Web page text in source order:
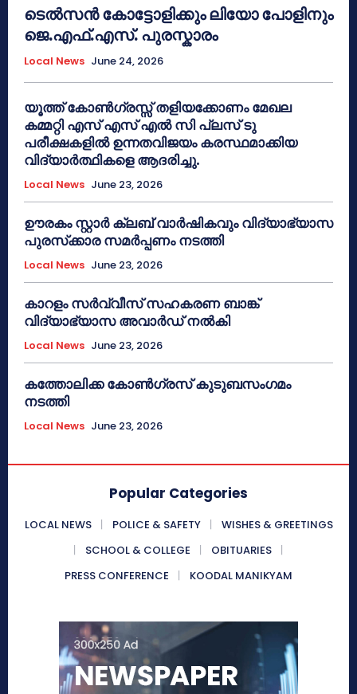
ടെൽസൻ കോട്ടോളിക്കും ലിയോ പോളിനും
ജെ.എഫ്.എസ്. പുരസ്കാരം
Local News June 24, 2026
യൂത്ത് കോൺഗ്രസ്സ് തളിയക്കോണം മേഖല
കമ്മറ്റി എസ് എസ് എൽ സി പ്ലസ് ടു
പരീക്ഷകളിൽ ഉന്നതവിജയം കരസ്ഥമാക്കിയ
വിദ്യാർത്ഥികളെ ആദരിച്ചു.
Local News June 23, 2026
ഊരകം സ്റ്റാർ ക്ലബ് വാർഷികവും വിദ്യാഭ്യാസ
പുരസ്‌ക്കാര സമർപ്പണം നടത്തി
Local News June 23, 2026
കാറളം സർവ്വീസ് സഹകരണ ബാങ്ക്
വിദ്യാഭ്യാസ അവാർഡ് നൽകി
Local News June 23, 2026
കത്തോലിക്ക കോൺഗ്രസ് കുടുബസംഗമം
നടത്തി
Local News June 23, 2026
Popular Categories
LOCAL NEWS POLICE & SAFETY
WISHES & GREETINGS
SCHOOL & COLLEGE
OBITUARIES
PRESS CONFERENCE
KOODAL MANIKYAM